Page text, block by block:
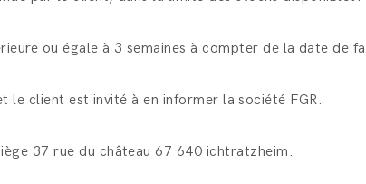
ou égale à 3 semaines à compter de la date de
le client est invité à en informer la société FGR.
37 rue du château 67 640 ichtratzheim.